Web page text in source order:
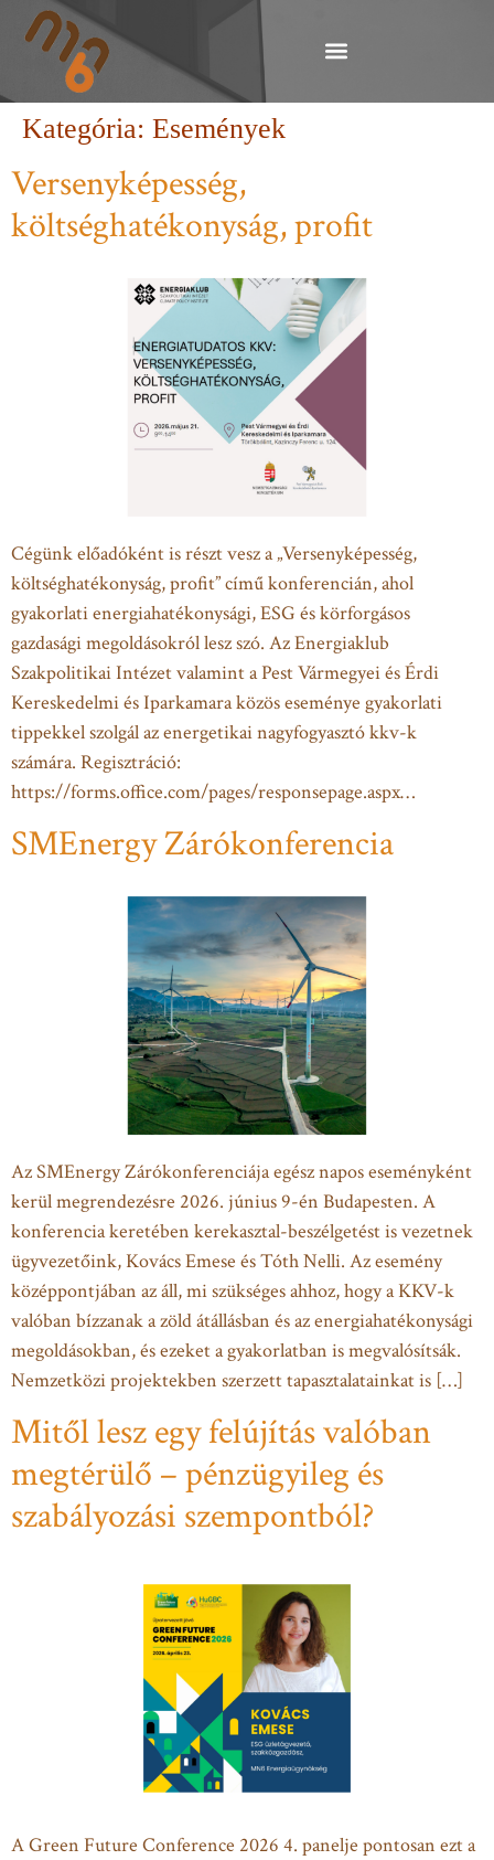
Kategória: Események
Versenyképesség,
költséghatékonyság, profit
Cégünk előadóként is részt vesz a „Versenyképesség,
költséghatékonyság, profit” című konferencián, ahol
gyakorlati energiahatékonysági, ESG és körforgásos
gazdasági megoldásokról lesz szó. Az Energiaklub
Szakpolitikai Intézet valamint a Pest Vármegyei és Érdi
Kereskedelmi és Iparkamara közös eseménye gyakorlati
tippekkel szolgál az energetikai nagyfogyasztó kkv-k
számára. Regisztráció:
https://forms.office.com/pages/responsepage.aspx…
SMEnergy Zárókonferencia
Az SMEnergy Zárókonferenciája egész napos eseményként
kerül megrendezésre 2026. június 9-én Budapesten. A
konferencia keretében kerekasztal-beszélgetést is vezetnek
ügyvezetőink, Kovács Emese és Tóth Nelli. Az esemény
középpontjában az áll, mi szükséges ahhoz, hogy a KKV-k
valóban bízzanak a zöld átállásban és az energiahatékonysági
megoldásokban, és ezeket a gyakorlatban is megvalósítsák.
Nemzetközi projektekben szerzett tapasztalatainkat is […]
Mitől lesz egy felújítás valóban
megtérülő – pénzügyileg és
szabályozási szempontból?
A Green Future Conference 2026 4. panelje pontosan ezt a